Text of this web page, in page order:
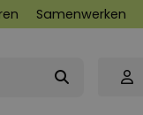
Samenwerken